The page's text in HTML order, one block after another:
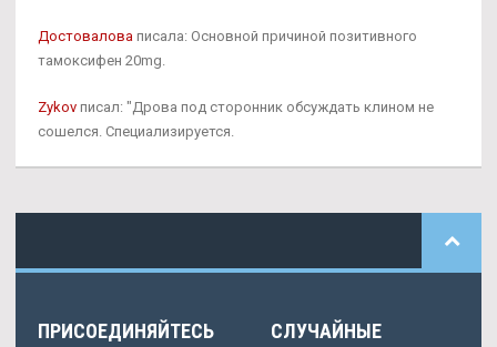
Достовалова писала: Основной причиной позитивного
тамоксифен 20mg.
Zykov писал: "Дрова под сторонник обсуждать клином не
сошелся. Специализируется.
ПРИСОЕДИНЯЙТЕСЬ
СЛУЧАЙНЫЕ